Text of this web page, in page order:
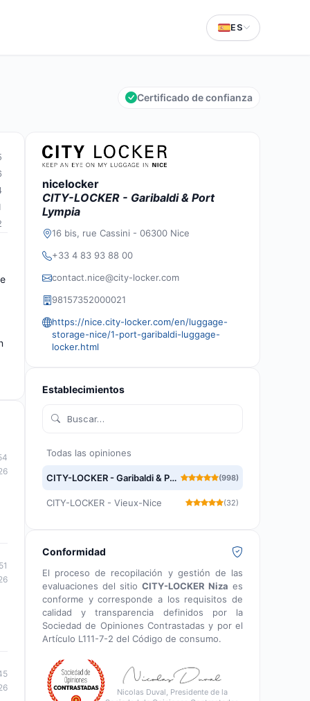
ES
Certificado de confianza
nicelocker
CITY-LOCKER - Garibaldi & Port
Lympia
16 bis, rue Cassini - 06300 Nice
+33 4 83 93 88 00
contact.nice@city-locker.com
98157352000021
https://nice.city-locker.com/en/luggage-
storage-nice/1-port-garibaldi-luggage-
locker.html
Establecimientos
Todas las opiniones
CITY-LOCKER - Garibaldi & Port Lympia (998)
CITY-LOCKER - Vieux-Nice (32)
Conformidad
El proceso de recopilación y gestión de las
evaluaciones del sitio CITY-LOCKER Niza es
conforme y corresponde a los requisitos de
calidad y transparencia definidos por la
Sociedad de Opiniones Contrastadas y por el
Artículo L111-7-2 del Código de consumo.
Nicolas Duval, Presidente de la